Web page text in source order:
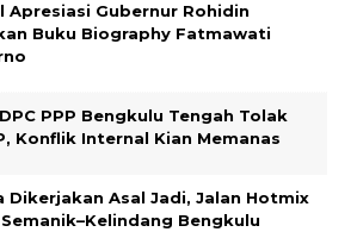
Apresiasi Gubernur Rohidin
Buku Biography Fatmawati
PPP Bengkulu Tengah Tolak
Konflik Internal Kian Memanas
Dikerjakan Asal Jadi, Jalan Hotmix
Semanik–Kelindang Bengkulu